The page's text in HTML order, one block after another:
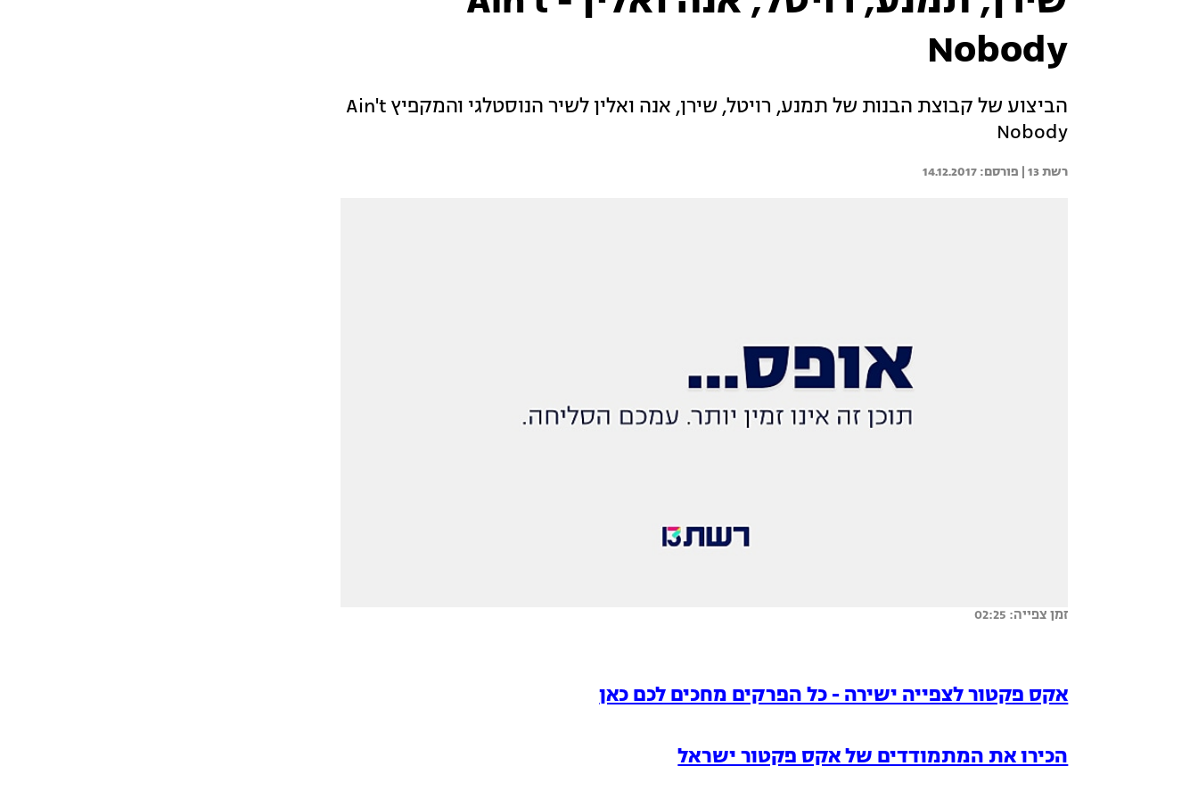
Nobody
הביצוע של קבוצת הבנות של תמנע, רויטל, שירן, אנה ואלין לשיר הנוסטלגי והמקפיץ Ain't
Nobody
רשת 13 | 14.12.2017
זמן צפייה: 02:25
אקס פקטור לצפייה ישירה - כל הפרקים מחכים לכם כאן
הכירו את המתמודדים של אקס פקטור ישראל